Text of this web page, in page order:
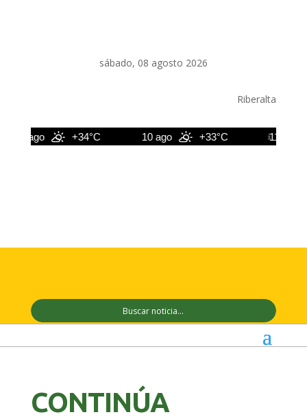
sábado, 08 agosto 2026
Riberalta
9 ago +34°C 10 ago +33°C 11 ago
CONTINÚA